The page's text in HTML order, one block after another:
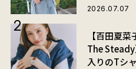
2026.07.07
【百田夏
The
入りのTシ